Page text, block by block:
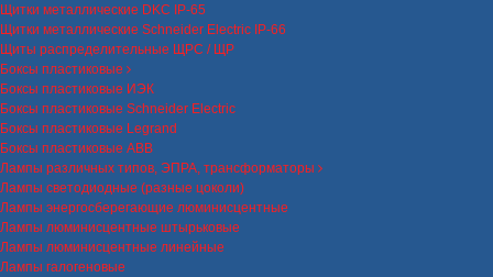
Щитки металлические DKC IP-65
Щитки металлические Schneider Electric IP-66
Щиты распределительные ЩРС / ЩР
Боксы пластиковые
Боксы пластиковые ИЭК
Боксы пластиковые Schneider Electric
Боксы пластиковые Legrand
Боксы пластиковые ABB
Лампы различных типов, ЭПРА, трансформаторы
Лампы светодиодные (разные цоколи)
Лампы энергосберегающие люминисцентные
Лампы люминисцентные штырьковые
Лампы люминисцентные линейные
Лампы галогеновые